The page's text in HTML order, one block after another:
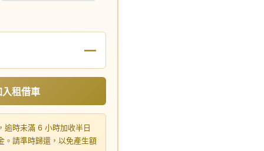
—
入租借車
逾時未滿 6 小時加收半日
。請準時歸還，以免產生額